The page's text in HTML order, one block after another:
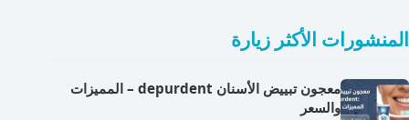
المنشورات الأكثر زيارة
معجون تبييض الأسنان depurdent – المميزات
والسعر